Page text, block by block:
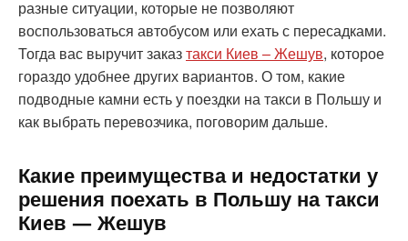
разные ситуации, которые не позволяют
воспользоваться автобусом или ехать с пересадками.
Тогда вас выручит заказтакси Киев – Жешув, которое
гораздо удобнее других вариантов. О том, какие
подводные камни есть у поездки на такси в Польшу и
как выбрать перевозчика, поговорим дальше.
Какие преимущества и недостатки у
решения поехать в Польшу на такси
Киев — Жешув